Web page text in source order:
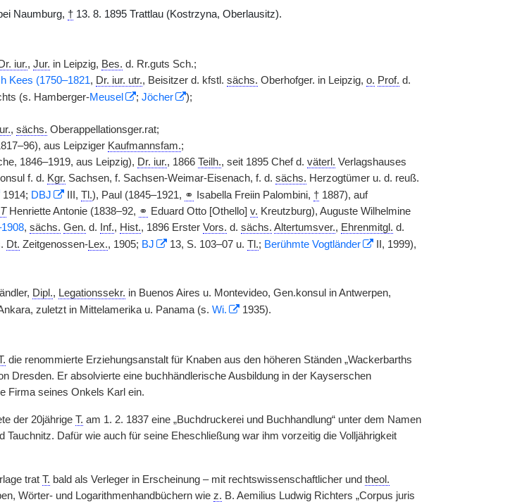
Naumburg, †13. 8. 1895 Trattlau (Kostrzyna, Oberlausitz).
Dr. iur., Jur. in Leipzig, Bes. d. Rr.guts Sch.;
Kees (1750–1821, Dr. iur. utr., Beisitzer d. kfstl. sächs. Oberhofger. in Leipzig, o. Prof. d.
(s. Hamberger-Meusel ; Jöcher
);
, sächs. Oberappellationsger.rat;
aus Leipziger Kaufmannsfam.;
1846–1919, aus Leipzig), Dr. iur., 1866 Teilh., seit 1895 Chef d. väterl. Verlagshauses
f. d. Kgr. Sachsen, f. Sachsen-Weimar-Eisenach, f. d. sächs. Herzogtümer u. d. reuß.
1914; DBJ III, Tl.), Paul (1845–1921, ⚭ Isabella Freiin Palombini, †1887), auf
THenriette Antonie (1838–92, ⚭ Eduard Otto [Othello] v. Kreutzburg), Auguste Wilhelmine
, sächs. Gen. d. Inf., Hist., 1896 Erster Vors. d. sächs. Altertumsver., Ehrenmitgl. d.
Dt. Zeitgenossen-Lex., 1905; BJ 13, S. 103–07 u. Tl.; Berühmte Vogtländer
II, 1999),
Dipl., Legationssekr. in Buenos Aires u. Montevideo, Gen.konsul in Antwerpen,
zuletzt in Mittelamerika u. Panama (s. Wi. 1935).
die renommierte Erziehungsanstalt für Knaben aus den höheren Ständen „Wackerbarths
Dresden. Er absolvierte eine buchhändlerische Ausbildung in der Kayserschen
Firma seines Onkels Karl ein.
der 20jährige T. am 1. 2. 1837 eine „Buchdruckerei und Buchhandlung“ unter dem Namen
Tauchnitz. Dafür wie auch für seine Eheschließung war ihm vorzeitig die Volljährigkeit
trat T. bald als Verleger in Erscheinung – mit rechtswissenschaftlicher und theol.
Wörter- und Logarithmenhandbüchern wie z. B. Aemilius Ludwig Richters „Corpus juris